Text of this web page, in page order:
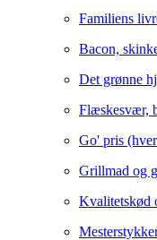
Familiens
Bacon,
Det grønne
Flæskesvær,
Go' pris
Grillmad og
Kvalitetskød